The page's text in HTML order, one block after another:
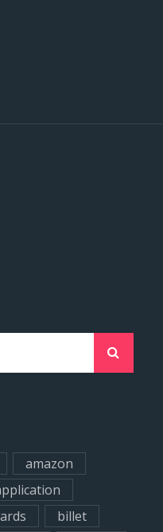
amazon
billet